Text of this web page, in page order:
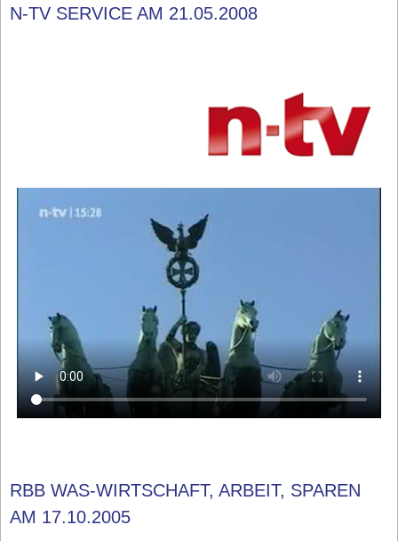
N-TV SERVICE AM 21.05.2008
RBB WAS-WIRTSCHAFT, ARBEIT, SPAREN
AM 17.10.2005